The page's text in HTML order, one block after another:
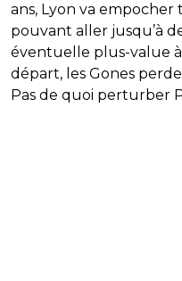
ans, Lyon va empocher
pouvant aller jusqu’à
éventuelle plus-value
départ, les Gones
Pas de quoi perturber